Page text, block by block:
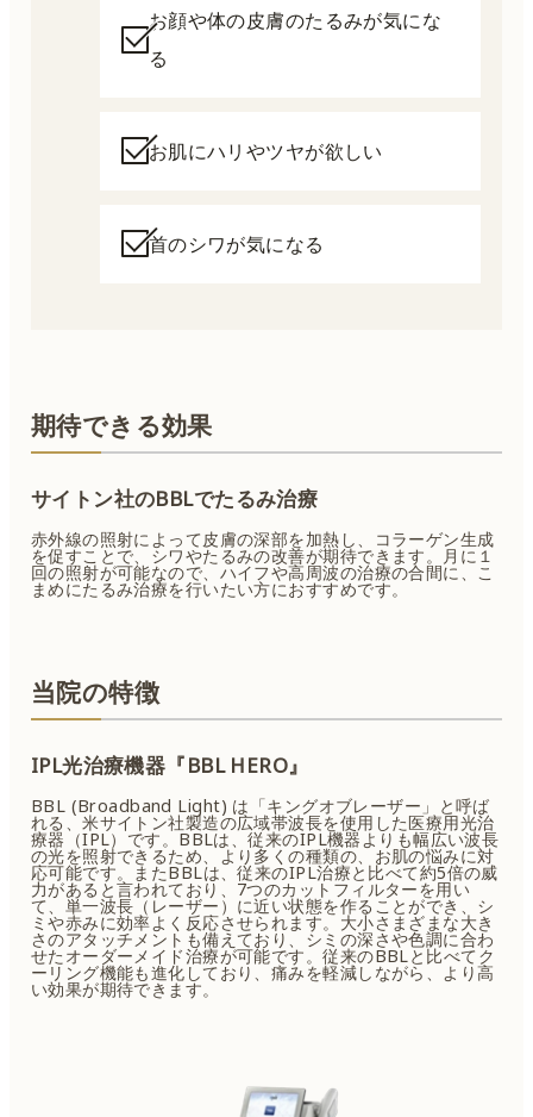
お顔や体の皮膚のたるみが気にな
る
お肌にハリやツヤが欲しい
首のシワが気になる
期待できる効果
サイトン社のBBLでたるみ治療
赤外線の照射によって皮膚の深部を加熱し、コラーゲン生成
を促すことで、シワやたるみの改善が期待できます。月に１
回の照射が可能なので、ハイフや高周波の治療の合間に、こ
まめにたるみ治療を行いたい方におすすめです。
当院の特徴
IPL光治療機器『BBL HERO』
BBL (Broadband Light) は「キングオブレーザー」と呼ば
れる、米サイトン社製造の広域帯波長を使用した医療用光治
療器（IPL）です。BBLは、従来のIPL機器よりも幅広い波長
の光を照射できるため、より多くの種類の、お肌の悩みに対
応可能です。またBBLは、従来のIPL治療と比べて約5倍の威
力があると言われており、7つのカットフィルターを用い
て、単一波長（レーザー）に近い状態を作ることができ、シ
ミや赤みに効率よく反応させられます。大小さまざまな大き
さのアタッチメントも備えており、シミの深さや色調に合わ
せたオーダーメイド治療が可能です。従来のBBLと比べてク
ーリング機能も進化しており、痛みを軽減しながら、より高
い効果が期待できます。